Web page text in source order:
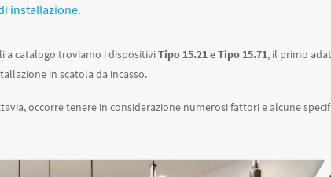
installazione.
a catalogo troviamo i dispositiviTipo 15.21 e Tipo 15.71, il primo
in scatola da incasso.
occorre tenere in considerazione numerosi fattori e alcune